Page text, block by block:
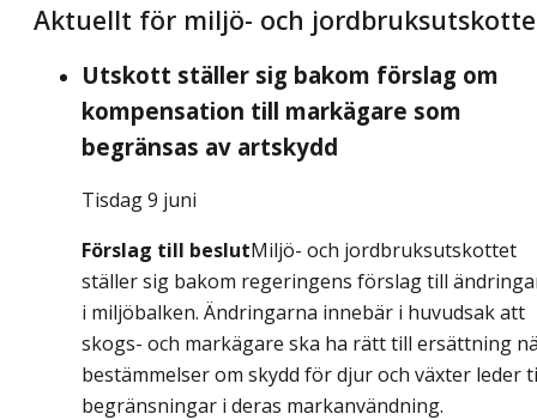
Aktuellt för miljö- och
Utskott ställer sig bakom förslag om
kompensation till markägare som
begränsas av artskydd
Tisdag 9 juni
Förslag till beslutMiljö- och jordbruksutskottet
ställer sig bakom regeringens förslag till
i miljöbalken. Ändringarna innebär i huvudsak att
skogs- och markägare ska ha rätt till ersättning
bestämmelser om skydd för djur och växter leder
begränsningar i deras markanvändning.